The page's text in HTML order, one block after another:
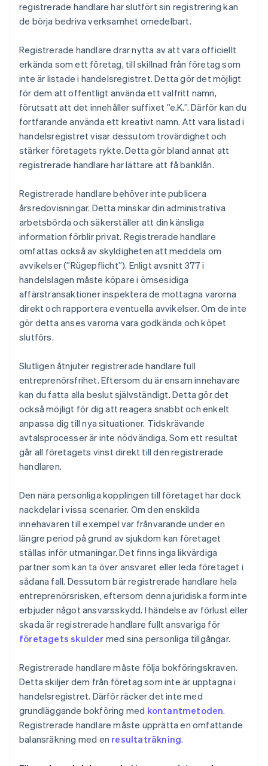
registrerade handlare har slutfört sin registrering kan
de börja bedriva verksamhet omedelbart.
Registrerade handlare drar nytta av att vara officiellt
erkända som ett företag, till skillnad från företag som
inte är listade i handelsregistret. Detta gör det möjligt
för dem att offentligt använda ett valfritt namn,
förutsatt att det innehåller suffixet ”e.K.”. Därför kan du
fortfarande använda ett kreativt namn. Att vara listad i
handelsregistret visar dessutom trovärdighet och
stärker företagets rykte. Detta gör bland annat att
registrerade handlare har lättare att få banklån.
Registrerade handlare behöver inte publicera
årsredovisningar. Detta minskar din administrativa
arbetsbörda och säkerställer att din känsliga
information förblir privat. Registrerade handlare
omfattas också av skyldigheten att meddela om
avvikelser (”Rügepflicht”). Enligt avsnitt 377 i
handelslagen måste köpare i ömsesidiga
affärstransaktioner inspektera de mottagna varorna
direkt och rapportera eventuella avvikelser. Om de inte
gör detta anses varorna vara godkända och köpet
slutförs.
Slutligen åtnjuter registrerade handlare full
entreprenörsfrihet. Eftersom du är ensam innehavare
kan du fatta alla beslut självständigt. Detta gör det
också möjligt för dig att reagera snabbt och enkelt
anpassa dig till nya situationer. Tidskrävande
avtalsprocesser är inte nödvändiga. Som ett resultat
går all företagets vinst direkt till den registrerade
handlaren.
Den nära personliga kopplingen till företaget har dock
nackdelar i vissa scenarier. Om den enskilda
innehavaren till exempel var frånvarande under en
längre period på grund av sjukdom kan företaget
ställas inför utmaningar. Det finns inga likvärdiga
partner som kan ta över ansvaret eller leda företaget i
sådana fall. Dessutom bär registrerade handlare hela
entreprenörsrisken, eftersom denna juridiska form inte
erbjuder något ansvarsskydd. I händelse av förlust eller
skada är registrerade handlare fullt ansvariga för
företagets skulder med sina personliga tillgångar.
Registrerade handlare måste följa bokföringskraven.
Detta skiljer dem från företag som inte är upptagna i
handelsregistret. Därför räcker det inte med
grundläggande bokföring med kontantmetoden.
Registrerade handlare måste upprätta en omfattande
balansräkning med en resultaträkning.